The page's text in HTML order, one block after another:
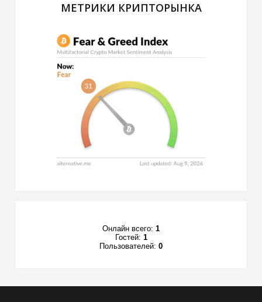
МЕТРИКИ КРИПТОРЫНКА
Онлайн всего: 1
Гостей: 1
Пользователей: 0